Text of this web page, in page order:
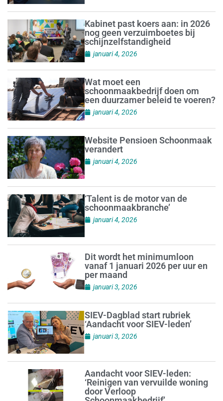
Kabinet past koers aan: in 2026
nog geen verzuimboetes bij
schijnzelfstandigheid
januari 4, 2026
Wat moet een
schoonmaakbedrijf doen om
een duurzamer beleid te voeren?
januari 4, 2026
Website Pensioen Schoonmaak
verandert
januari 4, 2026
‘Talent is de motor van de
schoonmaakbranche’
januari 4, 2026
Dit wordt het minimumloon
vanaf 1 januari 2026 per uur en
per maand
januari 3, 2026
SIEV-Dagblad start rubriek
‘Aandacht voor SIEV-leden’
januari 3, 2026
Aandacht voor SIEV-leden:
‘Reinigen van vervuilde woning
door Verloop